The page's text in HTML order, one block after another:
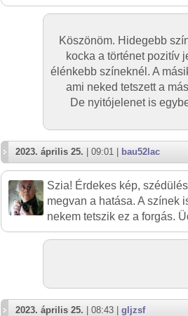
Köszönöm. Hidegebb
kocka a történet pozitív
élénkebb színeknél. A
ami neked tetszett a
De nyitójelenet is
2023. április 25. | 09:01 | bau52lac
Szia! Érdekes kép,
megvan a hatása. A színek
nekem tetszik ez a forgás.
2023. április 25. | 08:43 | gljzsf